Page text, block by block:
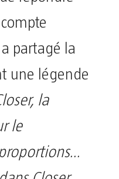
partagé la
une légende
la
le